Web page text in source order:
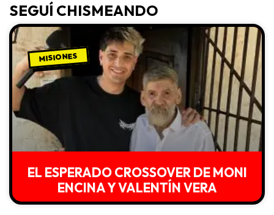
SEGUÍ CHISMEANDO
MISIONES
EL ESPERADO CROSSOVER DE MONI
ENCINA Y VALENTÍN VERA